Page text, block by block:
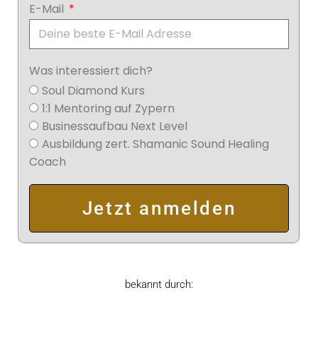
E-Mail
Was interessiert dich?
Soul Diamond Kurs
1:1 Mentoring auf Zypern
Businessaufbau Next Level
Ausbildung zert. Shamanic Sound Healing
Coach
Jetzt anmelden
bekannt durch: